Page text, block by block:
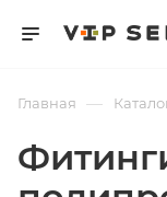
Главная —